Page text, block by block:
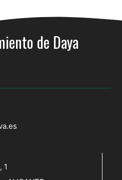
de Daya
1